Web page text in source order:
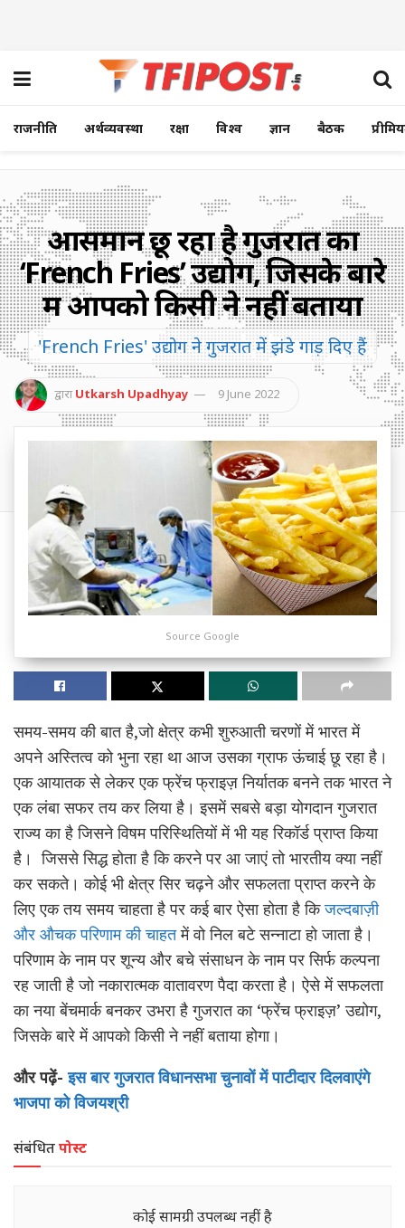
राजनीति अर्थव्यवस्था रक्षा विश्व ज्ञान बैठक
आसमान छू रहा है गुजरात का
‘French Fries’ उद्योग, जिसके बारे
में आपको किसी ने नहीं बताया
'French Fries' उद्योग ने गुजरात में झंडे गाड़ दिए हैं
द्वारा Utkarsh Upadhyay 9 June 2022
Source Google
समय-समय की बात है,जो क्षेत्र कभी शुरुआती चरणों में भारत में
अपने अस्तित्व को भुना रहा था आज उसका ग्राफ ऊंचाई छू रहा है।
एक आयातक से लेकर एक फ्रेंच फ्राइज़ निर्यातक बनने तक भारत ने
एक लंबा सफर तय कर लिया है। इसमें सबसे बड़ा योगदान गुजरात
राज्य का है जिसने विषम परिस्थितियों में भी यह रिकॉर्ड प्राप्त किया
है। जिससे सिद्ध होता है कि करने पर आ जाएं तो भारतीय क्या नहीं
कर सकते। कोई भी क्षेत्र सिर चढ़ने और सफलता प्राप्त करने के
लिए एक तय समय चाहता है पर कई बार ऐसा होता है किजल्दबाज़ी
और औचक परिणाम की चाहतमें वो निल बटे सन्नाटा हो जाता है।
परिणाम के नाम पर शून्य और बचे संसाधन के नाम पर सिर्फ कल्पना
रह जाती है जो नकारात्मक वातावरण पैदा करता है। ऐसे में सफलता
का नया बेंचमार्क बनकर उभरा है गुजरात का ‘फ्रेंच फ्राइज़’ उद्योग,
जिसके बारे में आपको किसी ने नहीं बताया होगा।
और पढ़ें-इस बार गुजरात विधानसभा चुनावों में पाटीदार दिलवाएंगे
भाजपा को विजयश्री
संबंधितपोस्ट
कोई सामग्री उपलब्ध नहीं है